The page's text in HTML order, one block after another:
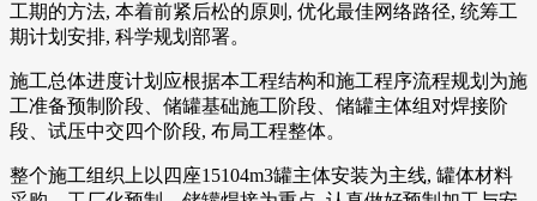
工期的方法, 本着前紧后松的原则, 优化最佳网络路径, 统筹工
期计划安排, 科学规划部署。
施工总体进度计划应根据本工程结构和施工程序流程规划为施
工准备预制阶段、储罐基础施工阶段、储罐主体组对焊接阶
段、试压中交四个阶段, 布局工程整体。
整个施工组织上以四座15104m3罐主体安装为主线, 罐体材料